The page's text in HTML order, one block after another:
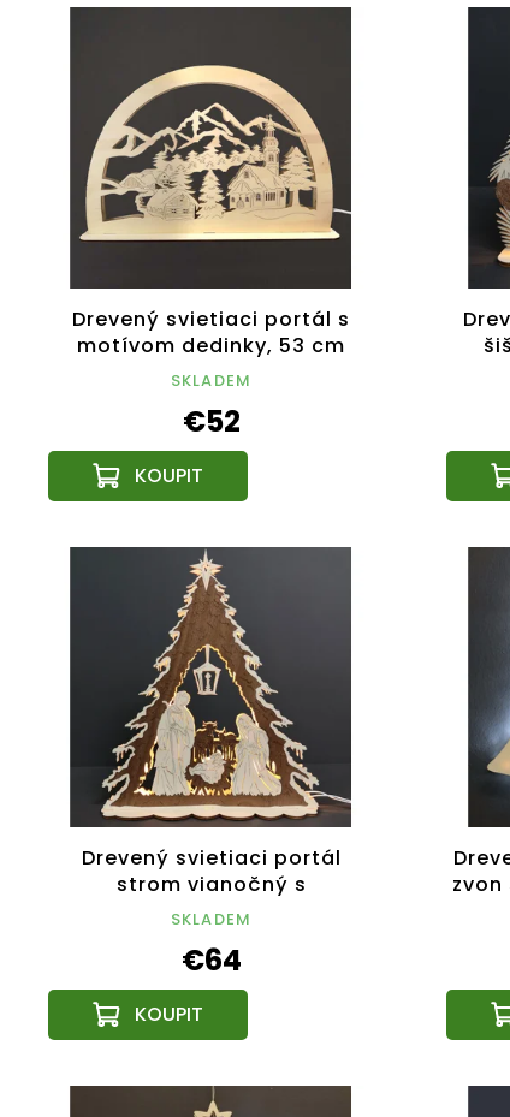
Drevený svietiaci portál s
motívom dedinky, 53 cm
SKLADEM
€52
Drevený svietiaci portál
strom vianočný s
betlehemom, dyhový,
SKLADEM
€64
zvon